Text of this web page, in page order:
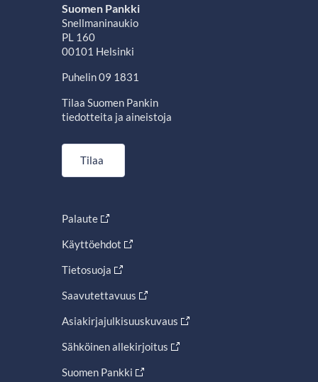
Suomen Pankki
Snellmaninaukio
PL 160
00101 Helsinki
Puhelin 09 1831
Tilaa Suomen Pankin
tiedotteita ja aineistoja
Tilaa
Palaute
Käyttöehdot
Tietosuoja
Saavutettavuus
Asiakirjajulkisuuskuvaus
Sähköinen allekirjoitus
Suomen Pankki